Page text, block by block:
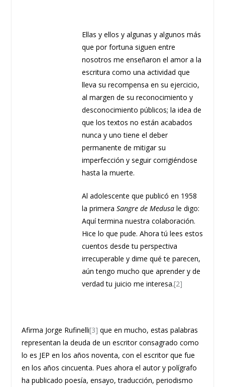
Ellas y ellos y algunas y algunos más
que por fortuna siguen entre
nosotros me enseñaron el amor a la
escritura como una actividad que
lleva su recompensa en su ejercicio,
al margen de su reconocimiento y
desconocimiento públicos; la idea de
que los textos no están acabados
nunca y uno tiene el deber
permanente de mitigar su
imperfección y seguir corrigiéndose
hasta la muerte.
Al adolescente que publicó en 1958
la primera Sangre de Medusale digo:
Aquí termina nuestra colaboración.
Hice lo que pude. Ahora tú lees estos
cuentos desde tu perspectiva
irrecuperable y dime qué te parecen,
aún tengo mucho que aprender y de
verdad tu juicio me interesa.[2]
Afirma Jorge Rufinelli[3] que en mucho, estas palabras
representan la deuda de un escritor consagrado como
lo es JEP en los años noventa, con el escritor que fue
en los años cincuenta. Pues ahora el autor y polígrafo
ha publicado poesía, ensayo, traducción, periodismo